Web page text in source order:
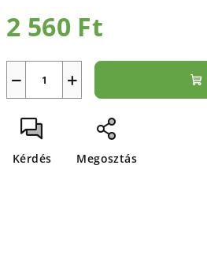
2 560 Ft
+
−
Kérdés Megosztás